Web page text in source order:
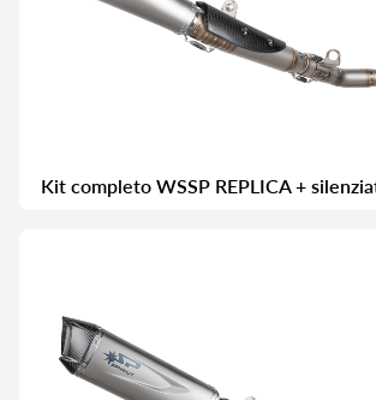
Kit completo WSSP REPLICA +